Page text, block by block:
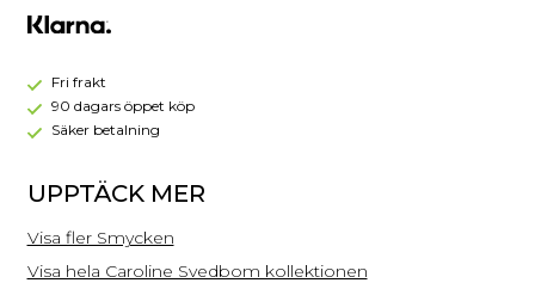
Designad i Sverige, handgjord i Grekland
Mini
Drop
(Rhodium)
Fri frakt
90 dagars öppet köp
Säker betalning
UPPTÄCK MER
Visa fler Smycken
Visa hela Caroline Svedbom kollektionen